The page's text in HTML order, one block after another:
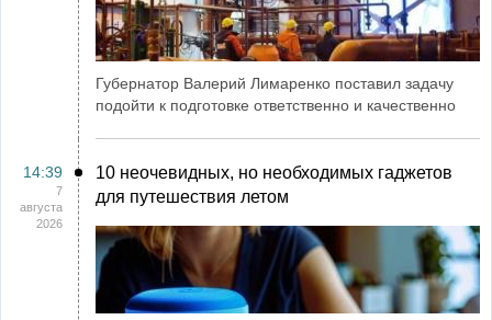
Губернатор Валерий Лимаренко поставил задачу
подойти к подготовке ответственно и качественно
14:39
7
августа
2026
10 неочевидных, но необходимых гаджетов
для путешествия летом